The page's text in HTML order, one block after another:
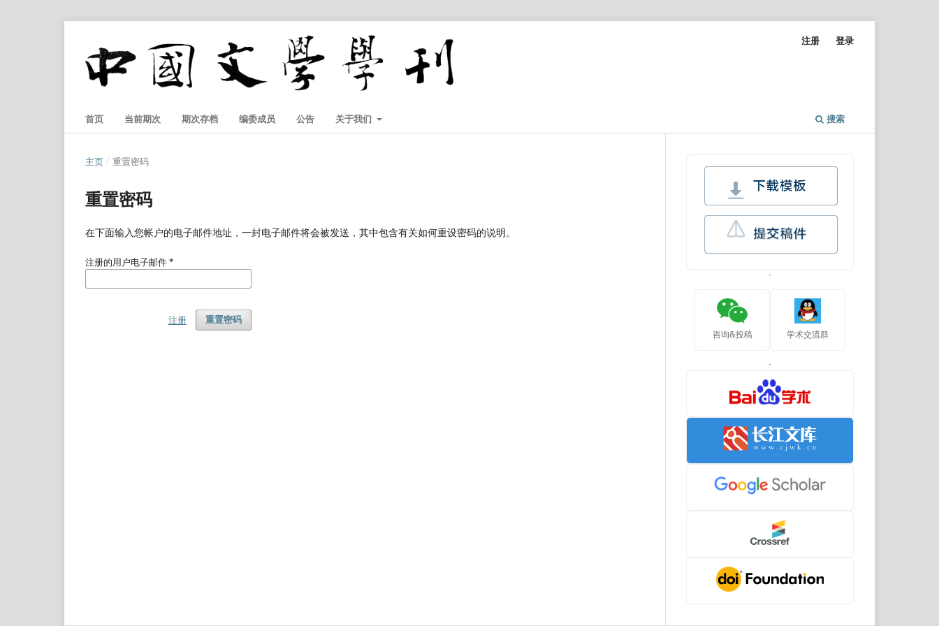
首页 当前期次 期次存档 编委成员 公告 关于我们 搜索
注册 登录
主页 / 重置密码
重置密码
在下面输入您帐户的电子邮件地址，一封电子邮件将会被发送，其中包含有关如何重设密码的说明。
注册的用户电子邮件*
重置密码
注册
咨询&投稿 学术交流群